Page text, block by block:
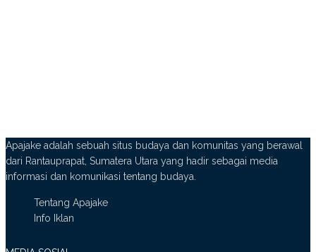
Apajake adalah sebuah situs budaya dan komunitas yang berawal
dari Rantauprapat, Sumatera Utara yang hadir sebagai media
informasi dan komunikasi tentang budaya.
Tentang Apajake
Info Iklan